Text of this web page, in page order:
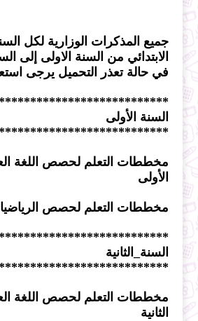
جميع المذكرات الوزارية لكل
الابتدائي من السنة الاولى إلى
في حالة تعذر التحميل يرجى
السنة الأولى
مخططات التعلم لحصص اللغة
الأولى
مخططات التعلم لحصص
السنة_الثانية
مخططات التعلم لحصص اللغة
الثانية